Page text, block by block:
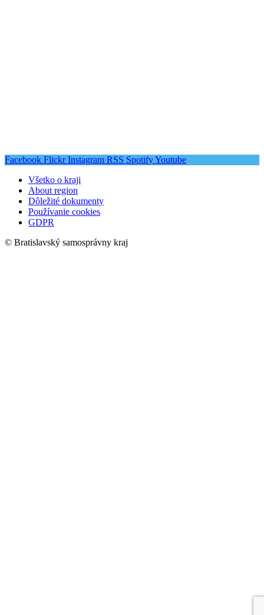
Facebook Flickr Instagram RSS SpotifyYoutube
Všetko o kraji
About region
Dôležité dokumenty
Používanie cookies
GDPR
© Bratislavský samosprávny kraj